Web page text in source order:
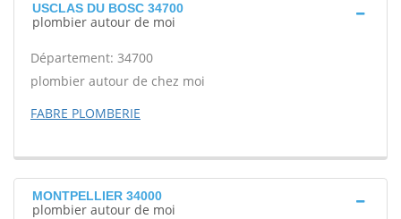
USCLAS DU BOSC 34700
plombier autour de moi
Département: 34700
plombier autour de chez moi
FABRE PLOMBERIE
MONTPELLIER 34000
plombier autour de moi